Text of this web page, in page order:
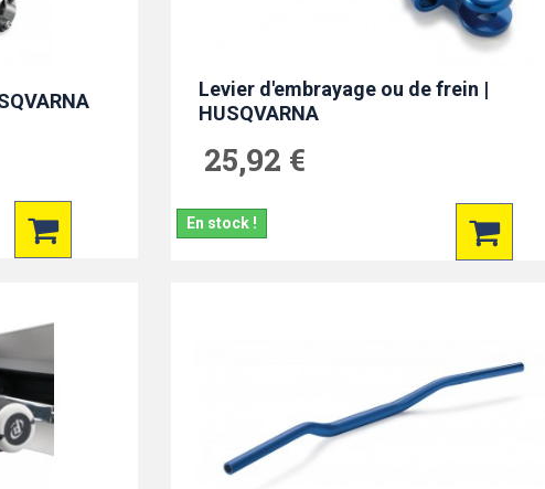
Levier d'embrayage ou de frein |
HUSQVARNA
25,92 €
En stock !